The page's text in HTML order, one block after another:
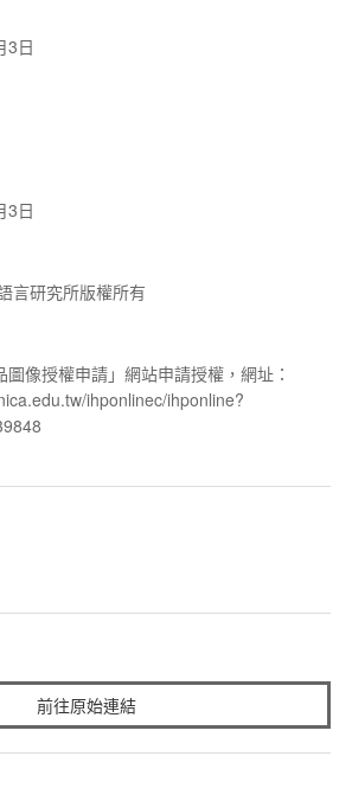
3日
3日
言研究所版權所有
像授權申請」網站申請授權，網址：
ihponlinec/ihponline?
前往原始連結